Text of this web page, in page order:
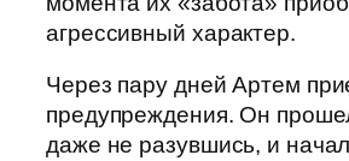
агрессивный характер.
Через пару дней Артем
предупреждения. Он
даже не разувшись, и